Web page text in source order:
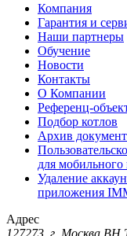
Компания
Гарантия и
Наши партнеры
Обучение
Новости
Контакты
О Компании
Референц-
Подбор котлов
Архив
для
Удаление
приложения
Адрес
127273, г. Москва